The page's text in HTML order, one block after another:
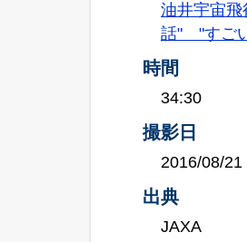
油井宇宙
話" "すご
時間
34:30
撮影日
2016/08/21
出典
JAXA